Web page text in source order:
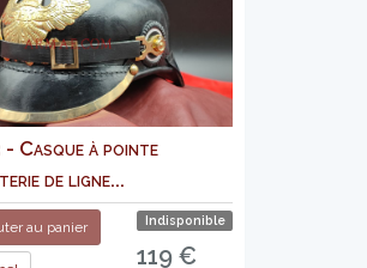
Casque à pointe
de ligne...
au panier Indisponible
119 €